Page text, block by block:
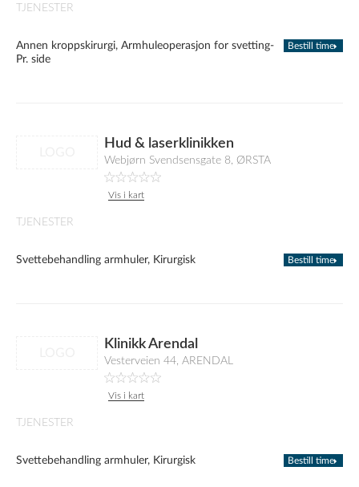
TJENESTER
Annen kroppskirurgi, Armhuleoperasjon for svetting-
Pr. side
Bestill time
Hud & laserklinikken
Webjørn Svendsensgate 8, ØRSTA
Vis i kart
TJENESTER
Svettebehandling armhuler, Kirurgisk Bestill time
Klinikk Arendal
Vesterveien 44, ARENDAL
Vis i kart
TJENESTER
Svettebehandling armhuler, Kirurgisk Bestill time